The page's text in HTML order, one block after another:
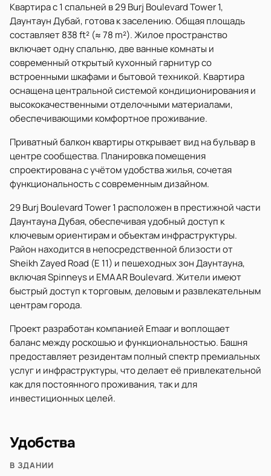
Квартира с 1 спальней в 29 Burj Boulevard Tower 1,
Даунтаун Дубай, готова к заселению. Общая площадь
составляет 838 ft² (≈ 78 m²). Жилое пространство
включает одну спальню, две ванные комнаты и
современный открытый кухонный гарнитур со
встроенными шкафами и бытовой техникой. Квартира
оснащена центральной системой кондиционирования и
высококачественными отделочными материалами,
обеспечивающими комфортное проживание.
Приватный балкон квартиры открывает вид на бульвар в
центре сообщества. Планировка помещения
спроектирована с учётом удобства жилья, сочетая
функциональность с современным дизайном.
29 Burj Boulevard Tower 1 расположен в престижной части
Даунтауна Дубая, обеспечивая удобный доступ к
ключевым ориентирам и объектам инфраструктуры.
Район находится в непосредственной близости от
Sheikh Zayed Road (E 11) и пешеходных зон Даунтауна,
включая Spinneys и EMAAR Boulevard. Жители имеют
быстрый доступ к торговым, деловым и развлекательным
центрам города.
Проект разработан компанией Emaar и воплощает
баланс между роскошью и функциональностью. Башня
предоставляет резидентам полный спектр премиальных
услуг и инфраструктуры, что делает её привлекательной
как для постоянного проживания, так и для
инвестиционных целей.
Удобства
В ЗДАНИИ